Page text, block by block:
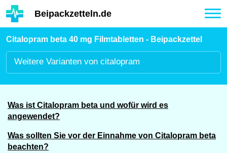
Hauptinhalt
Beipackzetteln.de
Citalopram beta 40 mg Filmtabletten - Beipackzettel
Weitere Varianten von citalopram
Was ist Citalopram beta und wofür wird es
angewendet?
Was sollten Sie vor der Einnahme von Citalopram beta
beachten?